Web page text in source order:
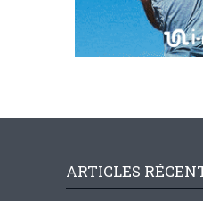
ARTICLES